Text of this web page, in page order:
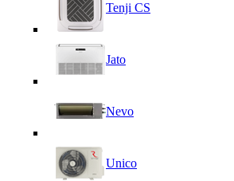
Tenji CS
Jato
Nevo
Unico